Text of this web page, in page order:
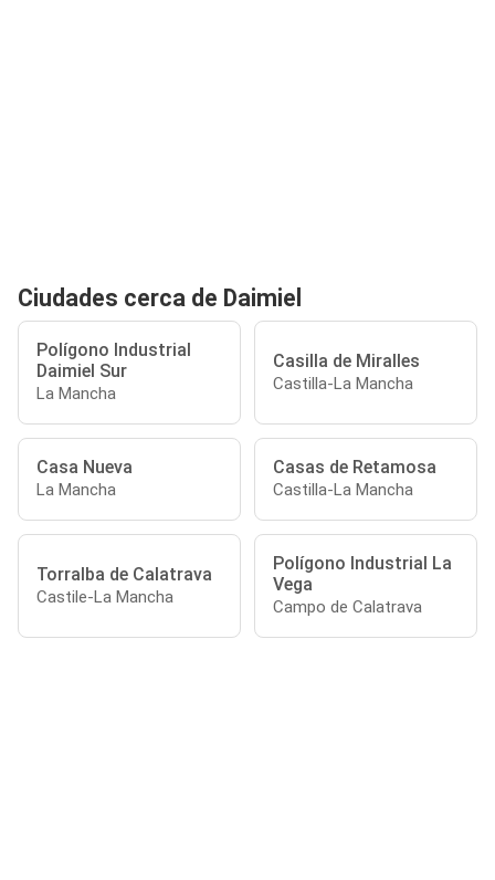
Ciudades cerca de Daimiel
Polígono Industrial
Daimiel Sur
La Mancha
Casilla de Miralles
Castilla-La Mancha
Casa Nueva
La Mancha
Casas de Retamosa
Castilla-La Mancha
Torralba de Calatrava
Castile-La Mancha
Polígono Industrial La
Vega
Campo de Calatrava